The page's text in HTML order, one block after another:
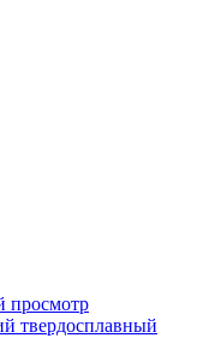
просмотр
твердосплавный